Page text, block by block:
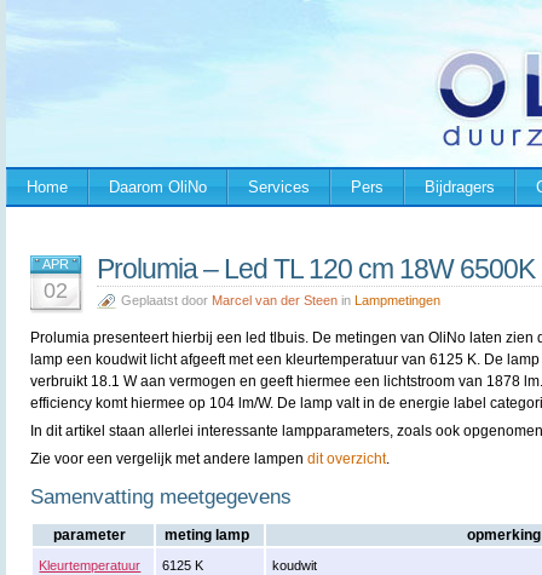
Home Daarom OliNo Services Pers Bijdragers
APR
02
Prolumia – Led TL 120 cm 18W 6500K
Geplaatst door Marcel van der Steen in Lampmetingen
Prolumia presenteert hierbij een led tlbuis. De metingen van OliNo laten zien
lamp een koudwit licht afgeeft met een kleurtemperatuur van 6125 K. De lamp
verbruikt 18.1 W aan vermogen en geeft hiermee een lichtstroom van 1878
efficiency komt hiermee op 104 lm/W. De lamp valt in de energie label
In dit artikel staan allerlei interessante lampparameters, zoals ook
Zie voor een vergelijk met andere lampen dit overzicht.
Samenvatting meetgegevens
parameter meting lamp opmerking
Kleurtemperatuur 6125 K koudwit